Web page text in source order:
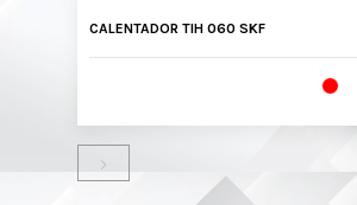
CALENTADOR TIH 060 SKF